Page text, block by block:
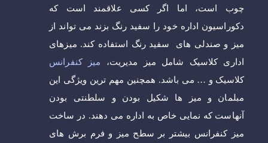
چوب است، اما اگر کسی علاقمند است که
دکوراسیون اداره خود را سفید رنگ بزند می تواند از
میز و صندلی های سفید رنگ استفاده کند. میزهای
اداری کلاسیک شامل میز مدیریت، میز کنفرانس
کلاسیک و … می باشد. همچنین مهم ترین ویژگی این
مبلمان و میز ها شکیل بودن و سلطنتی بودن
آنهاست که نمایی خاص به اداره می دهند. در ساخت
میز کنفرانس بیشتر بر سطح میز و فرم برش های